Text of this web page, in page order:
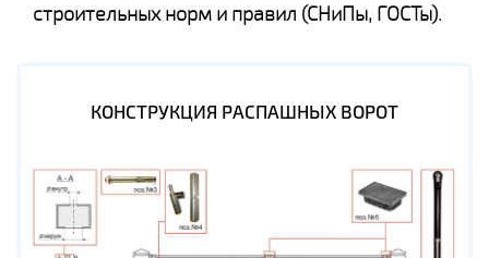
строительных норм и правил (СНиПы, ГОСТы).
КОНСТРУКЦИЯ РАСПАШНЫХ ВОРОТ